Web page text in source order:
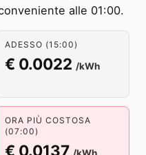
alle 01:00.
ADESSO (15:00)
€ 0.0022 /kWh
ORA PIÙ COSTOSA
(07:00)
€ 0.0137